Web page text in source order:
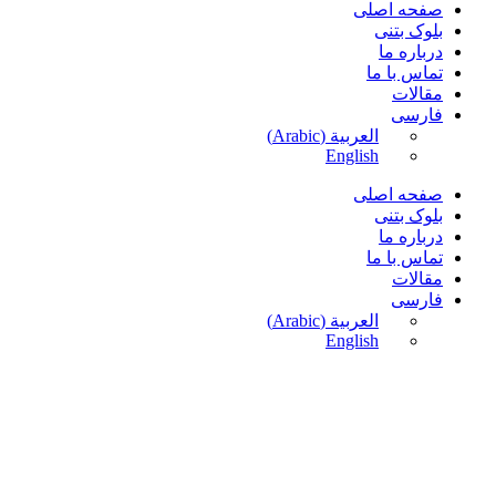
صفحه اصلی
بلوک بتنی
درباره ما
تماس با ما
مقالات
فارسی
العربية (
Arabic
)
English
صفحه اصلی
بلوک بتنی
درباره ما
تماس با ما
مقالات
فارسی
العربية (
Arabic
)
English